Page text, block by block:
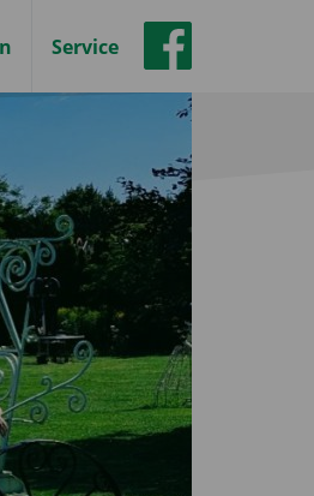
Service